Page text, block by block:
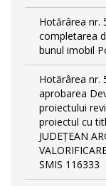
Hotărârea nr.
completarea
bunul imobil
Hotărârea nr.
aprobarea
proiectului
proiectul cu
JUDEȚEAN
SMIS 116333